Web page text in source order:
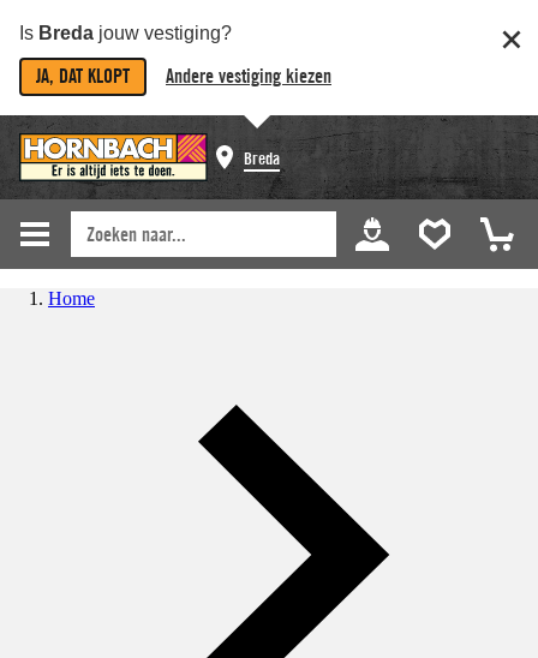
Is Breda jouw vestiging?
JA, DAT KLOPT Andere vestiging kiezen
Breda
Home